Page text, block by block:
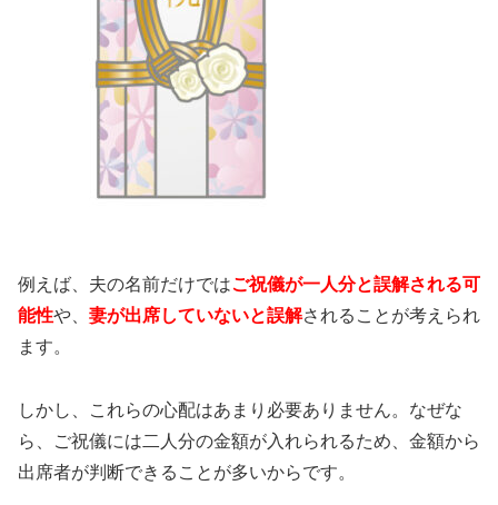
例えば、夫の名前だけではご祝儀が一人分と誤解される可
能性や、 妻が出席していないと誤解されることが考えられ
ます。
しかし、これらの心配はあまり必要ありません。なぜな
ら、ご祝儀には二人分の金額が入れられるため、金額から
出席者が判断できることが多いからです。